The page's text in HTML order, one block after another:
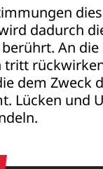
dadurch
An die
dem Zweck
Lücken und